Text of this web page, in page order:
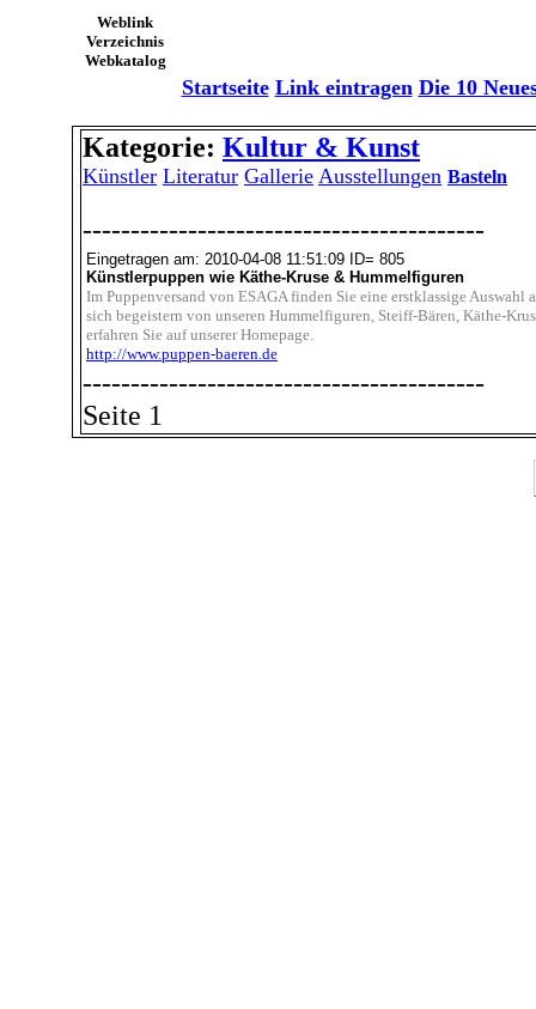
Weblink
Verzeichnis
Webkatalog
Startseite Link eintragen Die 10
Kategorie: Kultur & Kunst
Künstler Literatur Gallerie Ausstellungen Basteln
------------------------------------------
Eingetragen am: 2010-04-08 11:51:09 ID= 805
Künstlerpuppen wie Käthe-Kruse & Hummelfiguren
Im Puppenversand von ESAGA finden Sie eine erstklassige Auswahl
sich begeistern von unseren Hummelfiguren, Steiff-Bären, Käthe-
erfahren Sie auf unserer Homepage.
http://www.puppen-baeren.de
------------------------------------------
Seite 1